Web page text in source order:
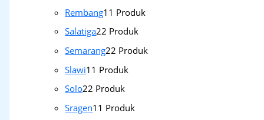
Rembang1 1 Produk
Salatiga22 Produk
Semarang22 Produk
Slawi1 1 Produk
Solo22 Produk
Sragen1 1 Produk